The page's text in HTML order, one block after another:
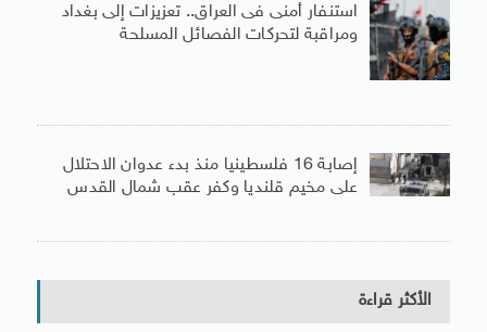
استنفار أمنى فى العراق.. تعزيزات إلى بغداد
ومراقبة لتحركات الفصائل المسلحة
إصابة 16 فلسطينيا منذ بدء عدوان الاحتلال
على مخيم قلنديا وكفر عقب شمال القدس
الأكثر قراءة